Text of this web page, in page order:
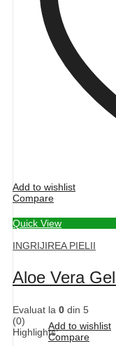
Add to wishlist
Compare
Add to wishlist
Compare
Quick View
INGRIJIREA PIELII
Aloe Vera
Evaluat la 0 din 5
(0)
Highlights: